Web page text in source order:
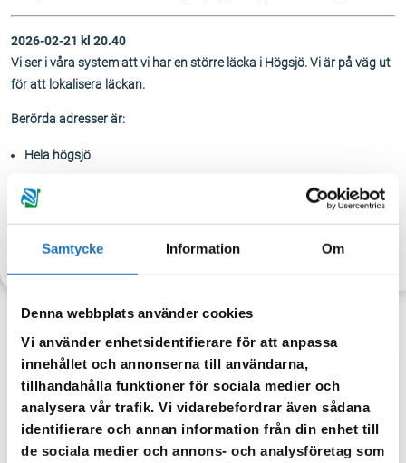
Samtycke Information Om
Denna webbplats använder cookies
Vi använder enhetsidentifierare för att anpassa
innehållet och annonserna till användarna,
tillhandahålla funktioner för sociala medier och
analysera vår trafik. Vi vidarebefordrar även sådana
identifierare och annan information från din enhet till
de sociala medier och annons- och analysföretag som
2026-02-21 kl 20.40
Vi ser i våra system att vi har en större läcka i Högsjö. Vi är på väg ut
för att lokalisera läckan.
Berörda adresser är:
Hela högsjö
TILLBAKA
Anmäl dig till vår sms-tjänst.
Vår sms-tjänst använder vi enbart för att kunna informera dig
om driftstörningar och andra händelser som kan påverka dig
som fastighetsägare.